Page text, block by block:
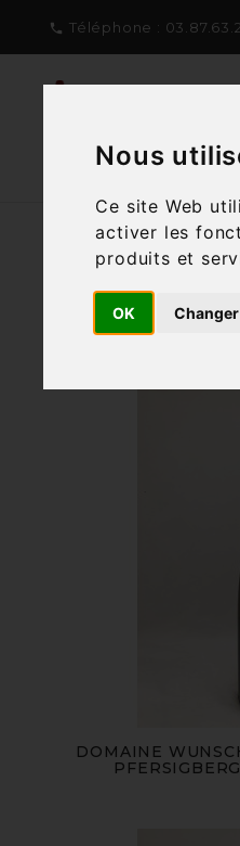
Nous
Ce site Web
activer les
produits et
OK
 Téléphone :
DOMAINE